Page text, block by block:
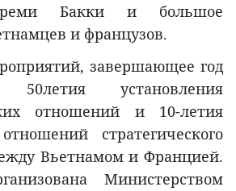
Бакки и большое
и французов.
завершающее год
50летия установления
отношений и 10-летия
стратегического
Вьетнамом и Францией.
Министерством